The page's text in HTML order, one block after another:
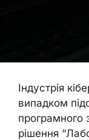
Індустрія
випадком
програмного
рішення